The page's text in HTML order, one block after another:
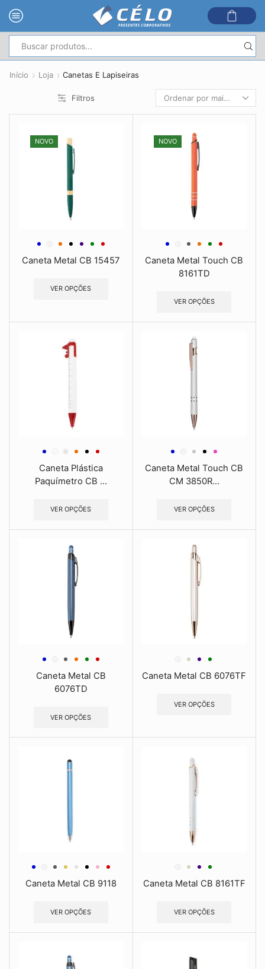
de
pesquisa
Início Loja Canetas E Lapiseiras
Filtros
NOVO
Caneta Metal CB 15457
VER OPÇÕES
NOVO
Caneta Metal Touch CB
8161TD
VER OPÇÕES
Caneta Plástica
Paquímetro CB ...
VER OPÇÕES
Caneta Metal Touch CB
CM 3850R...
VER OPÇÕES
Caneta Metal CB
6076TD
VER OPÇÕES
Caneta Metal CB 6076TF
VER OPÇÕES
Caneta Metal CB 9118
VER OPÇÕES
Caneta Metal CB 8161TF
VER OPÇÕES